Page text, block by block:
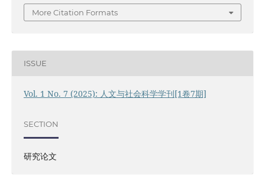
More Citation Formats
ISSUE
Vol. 1 No. 7 (2025): 人文与社会科学学刊[1卷7期]
SECTION
研究论文